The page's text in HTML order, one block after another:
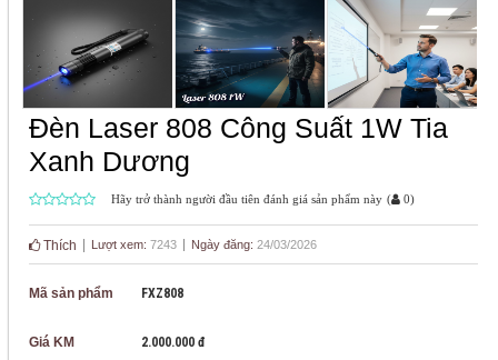
Đèn Laser 808 Công Suất 1W Tia
Xanh Dương
Hãy trở thành người đầu tiên đánh giá sản phẩm này ( 0)
Thích Lượt xem: 7243 Ngày đăng: 24/03/2026
Mã sản phẩm FXZ808
Giá KM 2.000.000 đ